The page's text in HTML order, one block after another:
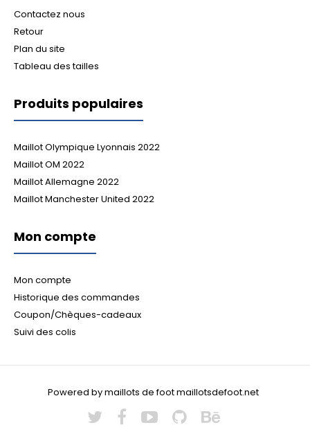
Contactez nous
Retour
Plan du site
Tableau des tailles
Produits populaires
Maillot Olympique Lyonnais 2022
Maillot OM 2022
Maillot Allemagne 2022
Maillot Manchester United 2022
Mon compte
Mon compte
Historique des commandes
Coupon/Chèques-cadeaux
Suivi des colis
Powered by maillots de foot maillotsdefoot.net